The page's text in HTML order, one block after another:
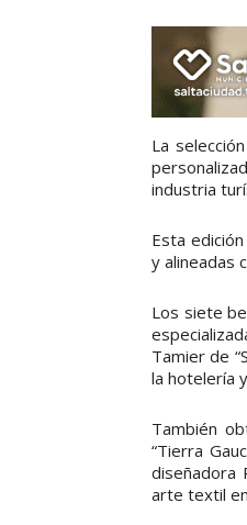
La
industria
Esta
y alineadas
Los siete
Tamier de
la hotelería
También
“Tierra
diseñadora
arte textil